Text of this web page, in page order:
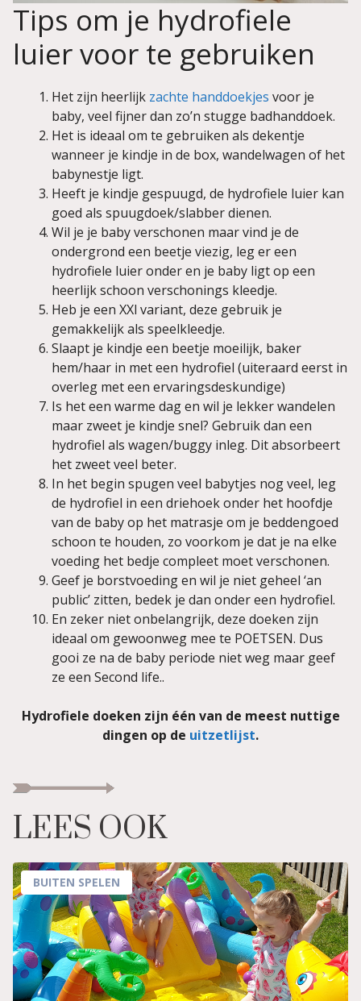
Tips om je hydrofiele
luier voor te gebruiken
Het zijn heerlijk zachte handdoekjes voor je
baby, veel fijner dan zo’n stugge badhanddoek.
Het is ideaal om te gebruiken als dekentje
wanneer je kindje in de box, wandelwagen of het
babynestje ligt.
Heeft je kindje gespuugd, de hydrofiele luier kan
goed als spuugdoek/slabber dienen.
Wil je je baby verschonen maar vind je de
ondergrond een beetje viezig, leg er een
hydrofiele luier onder en je baby ligt op een
heerlijk schoon verschonings kleedje.
Heb je een XXl variant, deze gebruik je
gemakkelijk als speelkleedje.
Slaapt je kindje een beetje moeilijk, baker
hem/haar in met een hydrofiel (uiteraard eerst in
overleg met een ervaringsdeskundige)
Is het een warme dag en wil je lekker wandelen
maar zweet je kindje snel? Gebruik dan een
hydrofiel als wagen/buggy inleg. Dit absorbeert
het zweet veel beter.
In het begin spugen veel babytjes nog veel, leg
de hydrofiel in een driehoek onder het hoofdje
van de baby op het matrasje om je beddengoed
schoon te houden, zo voorkom je dat je na elke
voeding het bedje compleet moet verschonen.
Geef je borstvoeding en wil je niet geheel ‘an
public’ zitten, bedek je dan onder een hydrofiel.
En zeker niet onbelangrijk, deze doeken zijn
ideaal om gewoonweg mee te POETSEN. Dus
gooi ze na de baby periode niet weg maar geef
ze een Second life..
Hydrofiele doeken zijn één van de meest nuttige
dingen op de uitzetlijst.
LEES OOK
BUITEN SPELEN